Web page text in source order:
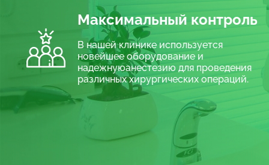
Цена эндодонтического лечения каналов
Консервативные методы обойдутся дешевле,
Максимальный контроль
В нашей клинике используется
новейшее оборудование и
надежнуюанестезию для проведения
различных хирургических операций.